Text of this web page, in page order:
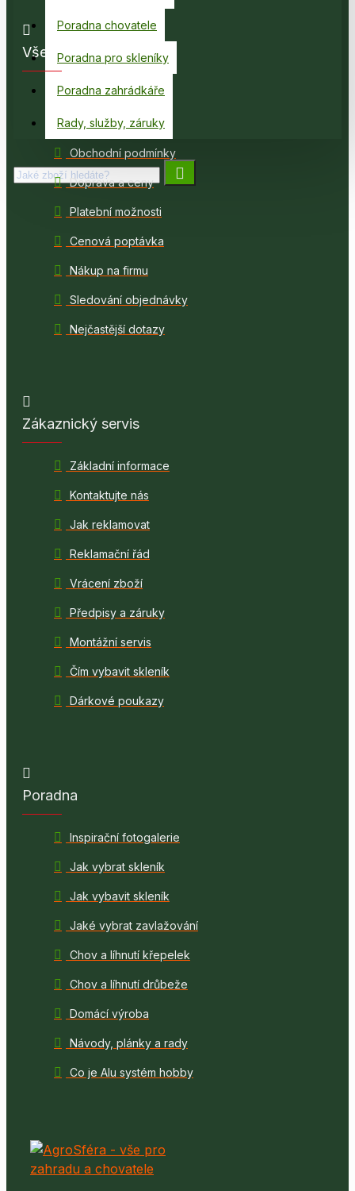
Poradna chovatele
Poradna pro skleníky
Poradna zahrádkáře
Rady, služby, záruky
Vše o nakupování
Jak nakupovat
Poradna s výběrem
Obchodní podmínky
Doprava a ceny
Platební možnosti
Cenová poptávka
Nákup na firmu
Sledování objednávky
Nejčastější dotazy
Zákaznický servis
Základní informace
Kontaktujte nás
Jak reklamovat
Reklamační řád
Vrácení zboží
Předpisy a záruky
Montážní servis
Čím vybavit skleník
Dárkové poukazy
Poradna
Inspirační fotogalerie
Jak vybrat skleník
Jak vybavit skleník
Jaké vybrat zavlažování
Chov a líhnutí křepelek
Chov a líhnutí drůbeže
Domácí výroba
Návody, plánky a rady
Co je Alu systém hobby